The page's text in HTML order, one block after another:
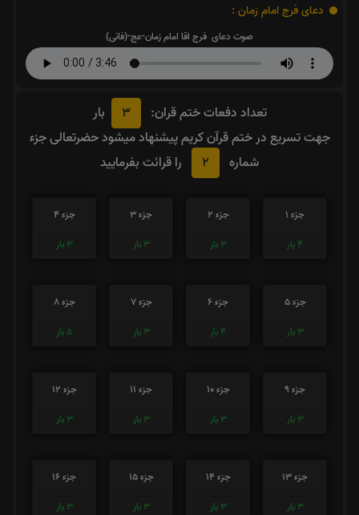
دعای فرج امام زمان :
صوت دعای فرج اقا امام زمان-عج-(فانی)
تعداد دفعات ختم قران: 3
بار
جهت تسریع در ختم قرآن کریم پیشنهاد میشود حضرتعالی جزء
شماره
2 را قرائت بفرمایید
جزء 1
4 بار
جزء 2
3 بار
جزء 3
3 بار
جزء 4
3 بار
جزء 5
3 بار
جزء 6
4 بار
جزء 7
3 بار
جزء 8
5 بار
جزء 9
3 بار
جزء 10
3 بار
جزء 11
3 بار
جزء 12
3 بار
جزء 13
3 بار
جزء 14
3 بار
جزء 15
3 بار
جزء 16
3 بار